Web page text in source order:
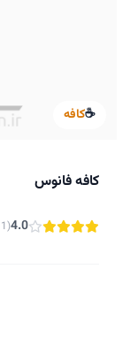
☕کافه
کافه فانوس
4.0(1 نظر)